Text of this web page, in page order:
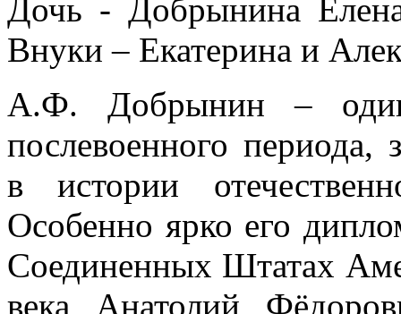
Дочь - Добрынина
Внуки – Екатерина и
А.Ф. Добрынин –
послевоенного
в истории
Особенно ярко его
Соединенных Штатах
века Анатолий